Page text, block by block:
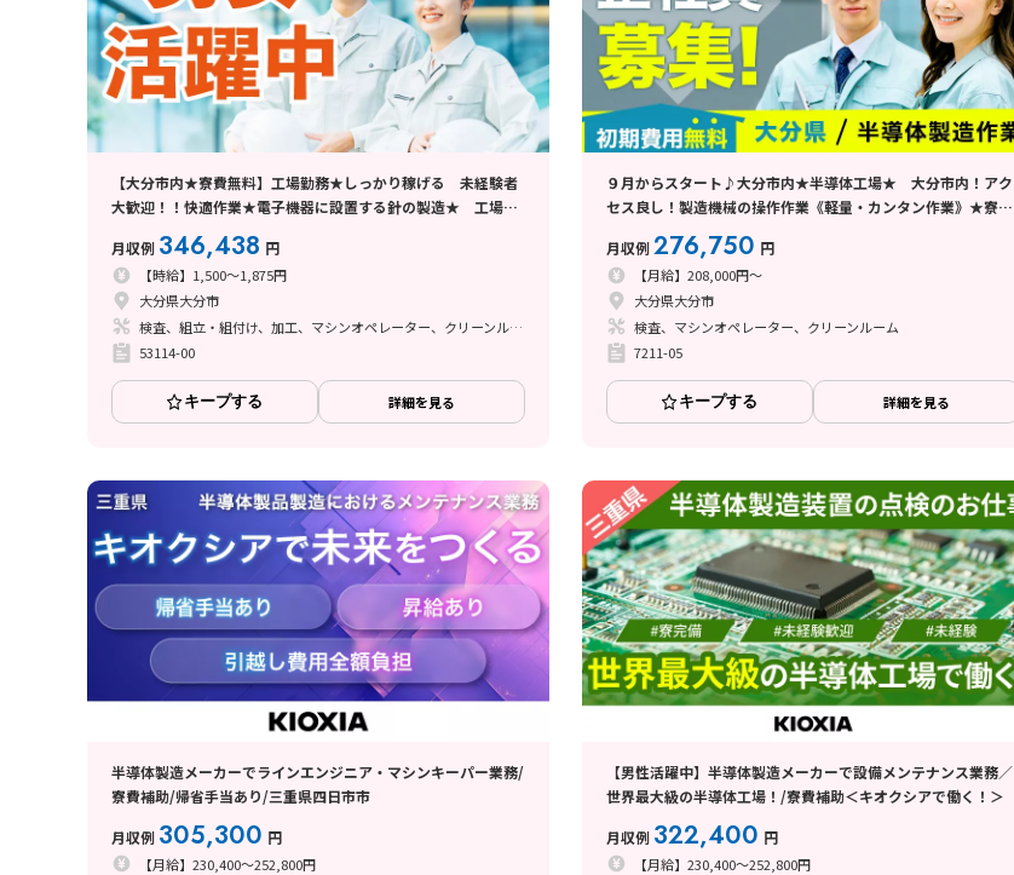
【大分市内★寮費無料】工場勤務★しっかり稼げる 未経験者
大歓迎！！快適作業★電子機器に設置する針の製造★ 工場へ
月収例 346,438 円
【時給】1,500～1,875円
大分県大分市
検査、組立・組付け、加工、マシンオペレーター、クリーンルーム
53114-00
キープする 詳細を見る
９月からスタート♪大分市内★半導体工場★ 大分市内！アク
セス良し！製造機械の操作作業《軽量・カンタン作業》★寮費
月収例276,750 円
【月給】208,000円～
大分県大分市
検査、マシンオペレーター、クリーンルーム
7211-05
キープする 詳細を見る
半導体製造メーカーでラインエンジニア・マシンキーパー業務/
寮費補助/帰省手当あり/三重県四日市市
月収例 305,300 円
【月給】230,400～252,800円
【男性活躍中】半導体製造メーカーで設備メンテナンス業務／
世界最大級の半導体工場！/寮費補助＜キオクシアで働く！＞
月収例 322,400 円
【月給】230,400～252,800円